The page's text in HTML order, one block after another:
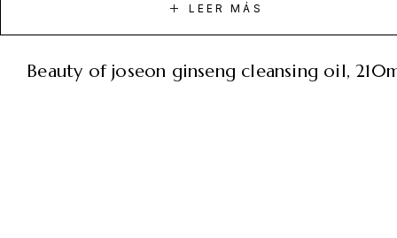
LEER MÁS
beauty of joseon ginseng cleansing oil,